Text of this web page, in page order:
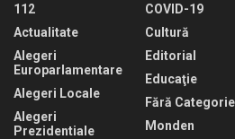
112
Actualitate
Alegeri
Europarlamentare
Alegeri Locale
Alegeri
Prezidentiale
COVID-19
Cultură
Editorial
Educaţie
Fără Categorie
Monden